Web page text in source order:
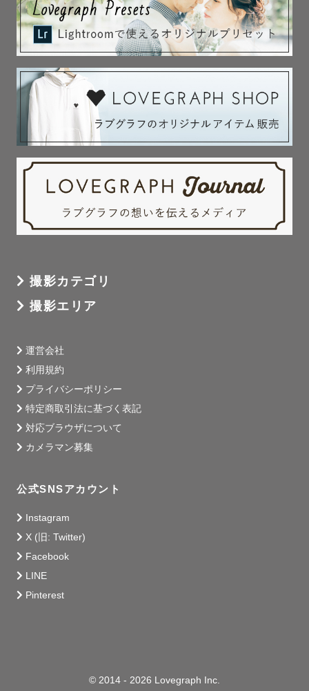
撮影カテゴリ
撮影エリア
運営会社
利用規約
プライバシーポリシー
特定商取引法に基づく表記
対応ブラウザについて
カメラマン募集
公式SNSアカウント
Instagram
X (旧: Twitter)
Facebook
LINE
Pinterest
© 2014 - 2026 Lovegraph Inc.